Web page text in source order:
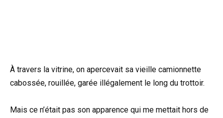
À travers la vitrine, on apercevait sa vieille camionnette
cabossée, rouillée, garée illégalement le long du trottoir.
Mais ce n’était pas son apparence qui me mettait hors de